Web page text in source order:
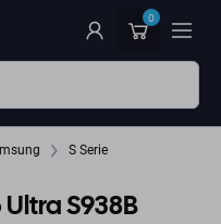
0
S Serie
S938B